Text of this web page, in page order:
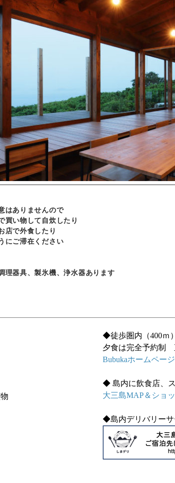
はありませんので
買い物して自炊したり
店で外食したり
にご滞在ください
理器具、製氷機、浄水器あります
◆徒歩圏内（400ｍ
夕食は完全予約制
Bubukaホームペ
◆ 島内に飲食店、
大三島MAP＆ショ
◆島内デリバリーサ